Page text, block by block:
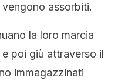
vengono assorbiti.
la loro marcia
poi giù attraverso il
immagazzinati